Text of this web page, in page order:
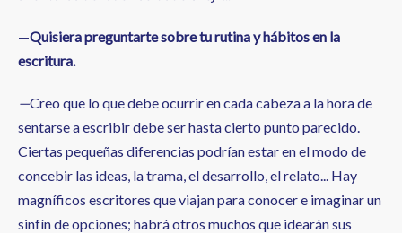
—Quisiera preguntarte sobre tu rutina y hábitos en la
escritura.
—Creo que lo que debe ocurrir en cada cabeza a la hora de
sentarse a escribir debe ser hasta cierto punto parecido.
Ciertas pequeñas diferencias podrían estar en el modo de
concebir las ideas, la trama, el desarrollo, el relato... Hay
magníficos escritores que viajan para conocer e imaginar un
sinfín de opciones; habrá otros muchos que idearán sus